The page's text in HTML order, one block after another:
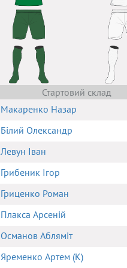
Стартовий склад
Макаренко Назар
Білий Олександр
Левун Іван
Грибеник Ігор
Гриценко Роман
Плакса Арсеній
Османов Абляміт
Яременко Артем (К)